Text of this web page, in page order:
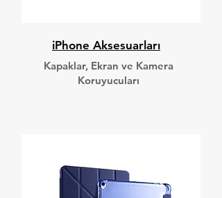
iPhone Aksesuarları
Kapaklar, Ekran ve Kamera
Koruyucuları